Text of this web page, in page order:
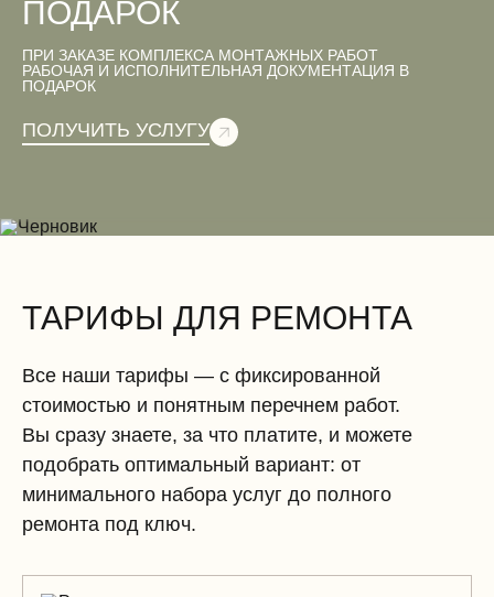
Вентиляционные работы (демонтаж)
ПОДАРОК
ПРИ ЗАКАЗЕ КОМПЛЕКСА МОНТАЖНЫХ РАБОТ
РАБОЧАЯ И ИСПОЛНИТЕЛЬНАЯ ДОКУМЕНТАЦИЯ В
ПОДАРОК
ПОЛУЧИТЬ УСЛУГУ
ТАРИФЫ ДЛЯ РЕМОНТА
Все наши тарифы — с фиксированной
стоимостью и понятным перечнем работ.
Вы сразу знаете, за что платите, и можете
подобрать оптимальный вариант: от
минимального набора услуг до полного
ремонта под ключ.